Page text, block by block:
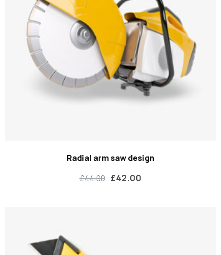
Radial arm saw design
£44.00 £42.00